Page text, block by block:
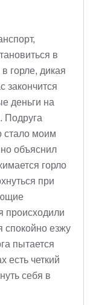
в
горле, дикая
закончится
деньги на
Подруга
стало моим
объяснил
горло
при
происходили
спокойно езжу
пытается
есть четкий
себя в